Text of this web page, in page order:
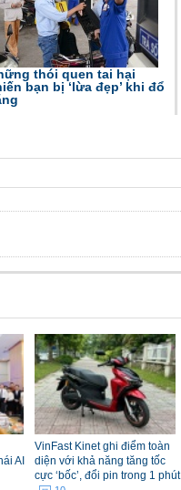
thói quen tai hại
bạn bị ‘lừa đẹp’ khi đổ
AI
VinFast Kinet ghi điểm toàn
diện với khả năng tăng tốc
cực ‘bốc’, đổi pin trong 1 phút